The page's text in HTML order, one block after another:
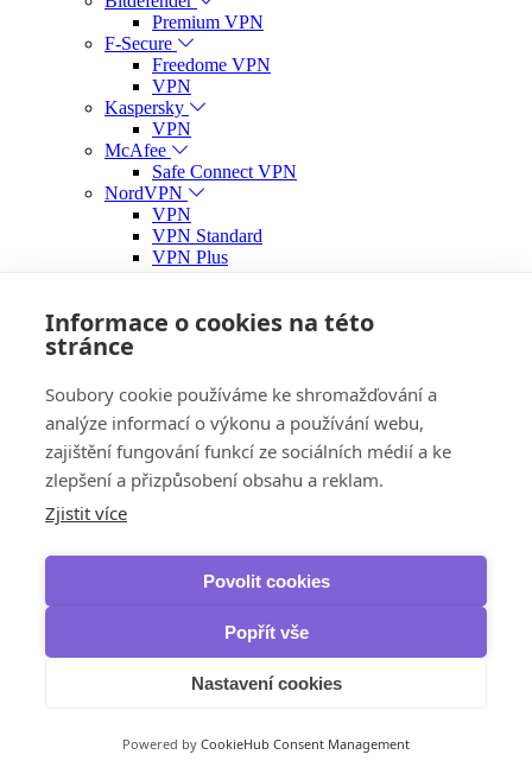
Premium VPN
F-Secure
Freedome VPN
VPN
Kaspersky
VPN
McAfee
Safe Connect VPN
NordVPN
VPN
VPN Standard
VPN Plus
Dome VPN
IObit
Zálohování, obnova dat a vypalování
IObit
IOTransfer
iTop Data Recovery
Smart Defrag Pro
Ashampoo
Backupper Professional
Backupper Pro Family
Backupper Server
Backupper Technician
Backupper Technician Plus
FoneTool Professional
Vzdálená správa
Informace o cookies na této
stránce
Soubory cookie používáme ke shromažďování a
analýze informací o výkonu a používání webu,
zajištění fungování funkcí ze sociálních médií a ke
zlepšení a přizpůsobení obsahu a reklam.
Zjistit více
Povolit cookies
Popřít vše
Nastavení cookies
Powered by CookieHub Consent Management